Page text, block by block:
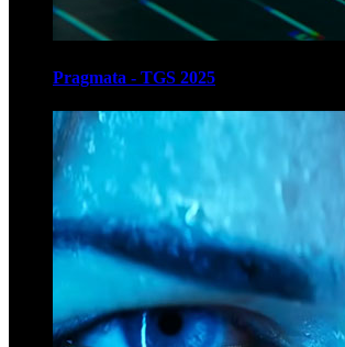
Pragmata - TGS 2025